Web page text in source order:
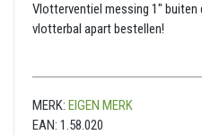
Vlotterventiel messing 1" buiten
vlotterbal apart bestellen!
MERK: EIGEN MERK
EAN: 1.58.020